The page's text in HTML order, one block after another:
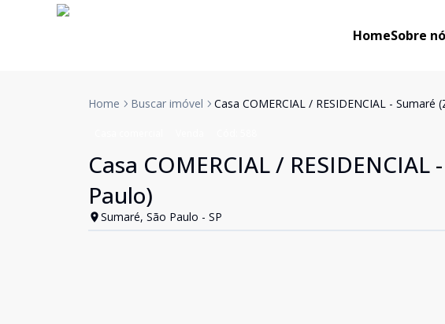
HomeSobre
Home Buscar imóvel Casa COMERCIAL / RESIDENCIAL -
Casa COMERCIAL /
Paulo)
Sumaré, São Paulo - SP